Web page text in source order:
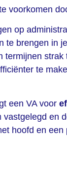
voorkomen
op
te brengen in
termijnen strak
te
een VA voor
vastgelegd en
hoofd en